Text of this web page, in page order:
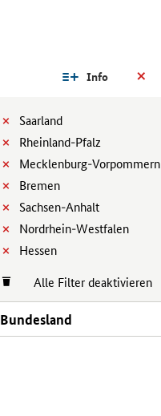
Info
Saarland
Rheinland-Pfalz
Mecklenburg-Vorpommern
Bremen
Sachsen-Anhalt
Nordrhein-Westfalen
Hessen
Alle Filter deaktivieren
Bundesland